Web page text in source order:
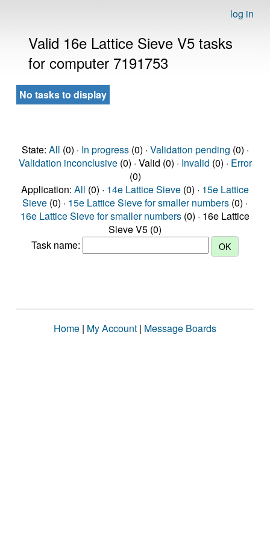
log in
Valid 16e Lattice Sieve V5 tasks
for computer 7191753
No tasks to display
State: All (0) · In progress(0) · Validation pending (0) ·
Validation inconclusive(0) · Valid (0) · Invalid (0) · Error
(0)
Application: All (0) · 14e Lattice Sieve (0) · 15e Lattice
Sieve (0) · 15e Lattice Sieve for smaller numbers (0) ·
16e Lattice Sieve for smaller numbers (0) · 16e Lattice
Sieve V5 (0)
Task name:
Home | My Account | Message Boards